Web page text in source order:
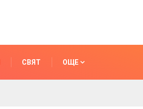
СВЯТ ОЩЕ